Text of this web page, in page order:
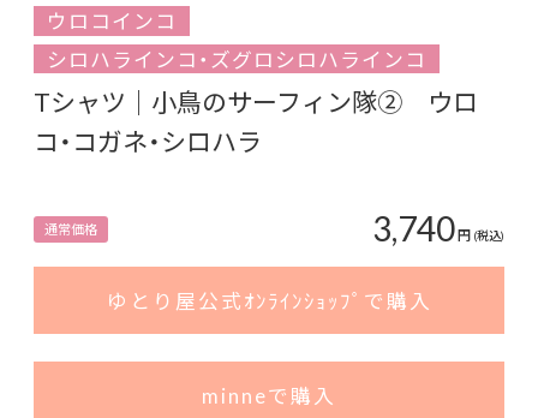
ウロコインコ
シロハラインコ・ズグロシロハラインコ
Tシャツ｜小鳥のサーフィン隊② ウロ
コ・コガネ・シロハラ
通常価格 3,740円 (税込)
ゆとり屋公式ｵﾝﾗｲﾝｼｮｯﾌﾟで購入
minneで購入